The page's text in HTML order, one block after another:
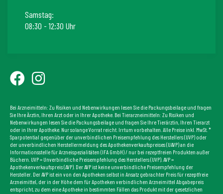
Samstag:
08:30 - 12:30 Uhr
Bei Arzneimitteln: Zu Risiken und Nebenwirkungen lesen Sie die Packungsbeilage und fragen
Sie Ihre Ärztin, Ihren Arzt oder in Ihrer Apotheke. Bei Tierarzneimitteln: Zu Risiken und
Nebenwirkungen lesen Sie die Packungsbeilage und fragen Sie Ihre Tierärztin, Ihren Tierarzt
oder in Ihrer Apotheke. Nur solange Vorrat reicht. Irrtum vorbehalten. Alle Preise inkl. MwSt. *
Sparpotential gegenüber der unverbindlichen Preisempfehlung des Herstellers (UVP) oder
der unverbindlichen Herstellermeldung des Apothekenverkaufspreises (UAVP) an die
Informationsstelle für Arzneispezialitäten (IFA GmbH) / nur bei rezeptfreien Produkten außer
Büchern. UVP = Unverbindliche Preisempfehlung des Herstellers (UVP). AVP =
Apothekenverkaufspreis (AVP). Der AVP ist keine unverbindliche Preisempfehlung der
Hersteller. Der AVP ist ein von den Apotheken selbst in Ansatz gebrachter Preis für rezeptfreie
Arzneimittel, der in der Höhe dem für Apotheken verbindlichen Arzneimittel Abgabepreis
entspricht, zu dem eine Apotheke in bestimmten Fällen das Produkt mit der gesetzlichen